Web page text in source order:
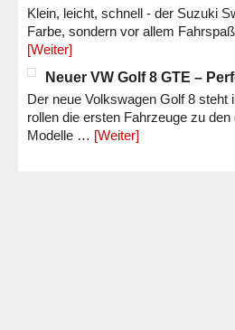
Klein, leicht, schnell - der Suzuki
Farbe, sondern vor allem
[Weiter]
Neuer VW Golf 8 GTE –
Der neue Volkswagen Golf 8
rollen die ersten Fahrzeuge zu
Modelle … [Weiter]